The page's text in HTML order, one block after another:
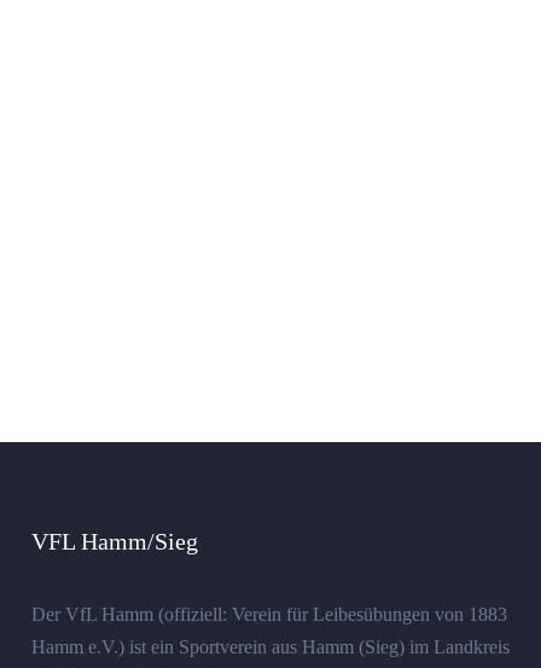
VFL Hamm/Sieg
Der VfL Hamm (offiziell: Verein für Leibesübungen von 1883
Hamm e.V.) ist ein Sportverein aus Hamm (Sieg) im Landkreis